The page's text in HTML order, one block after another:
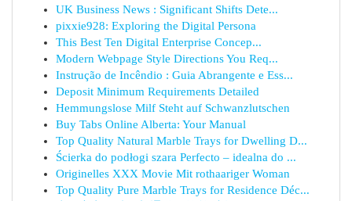
UK Business News : Significant Shifts Dete...
pixxie928: Exploring the Digital Persona
This Best Ten Digital Enterprise Concep...
Modern Webpage Style Directions You Req...
Instrução de Incêndio : Guia Abrangente e Ess...
Deposit Minimum Requirements Detailed
Hemmungslose Milf Steht auf Schwanzlutschen
Buy Tabs Online Alberta: Your Manual
Top Quality Natural Marble Trays for Dwelling D...
Ścierka do podłogi szara Perfecto – idealna do ...
Originelles XXX Movie Mit rothaariger Woman
Top Quality Pure Marble Trays for Residence Déc...